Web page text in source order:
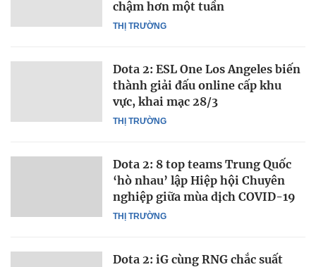
THỊ TRƯỜNG
chậm hơn một tuần
THỊ TRƯỜNG
Dota 2: ESL One Los Angeles biến
thành giải đấu online cấp khu
vực, khai mạc 28/3
THỊ TRƯỜNG
Dota 2: 8 top teams Trung Quốc
‘hò nhau’ lập Hiệp hội Chuyên
nghiệp giữa mùa dịch COVID-19
Dota 2: iG cùng RNG chắc suất